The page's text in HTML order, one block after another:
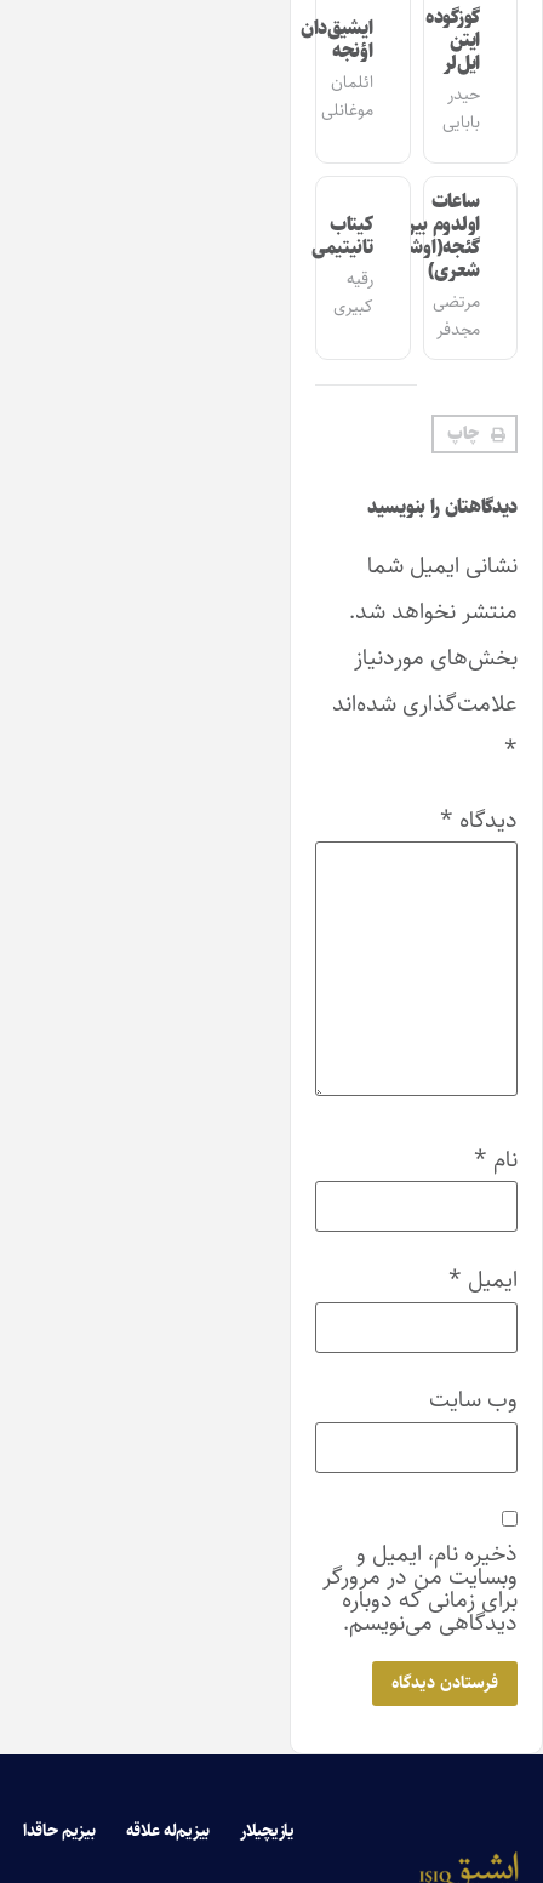
گوزگوده
ایتن
ایل‌لر
حیدر
بابایی
ایشیق‌دان
اؤنجه
ائلمان
موغانلی
ساعات
اولدوم بیر
گئجه(اوشاق
شعری)
مرتضی
مجدفر
کیتاب
تانیتیمی
رقیه
کبیری
چاپ
دیدگاهتان را بنویسید
نشانی ایمیل شما
منتشر نخواهد شد.
بخش‌های موردنیاز
علامت‌گذاری شده‌اند
دیدگاه*
نام*
ایمیل*
وب‌ سایت
ذخیره نام، ایمیل و
وبسایت من در مرورگر
برای زمانی که دوباره
دیدگاهی می‌نویسم.
یازیچیلار بیزیم‌له علاقه بیزیم حاقدا